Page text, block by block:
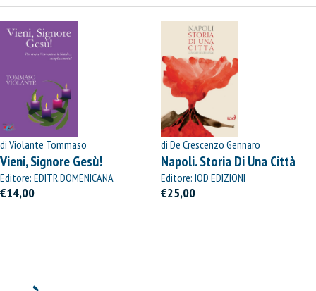
di Violante Tommaso
Vieni, Signore Gesù!
Editore: EDITR.DOMENICANA
ITALIANA
€14,00
di De Crescenzo Gennaro
Napoli. Storia Di Una Città
Editore: IOD EDIZIONI
€25,00